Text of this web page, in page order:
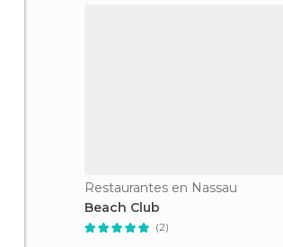
Restaurantes en Nassau
Beach Club
(2)